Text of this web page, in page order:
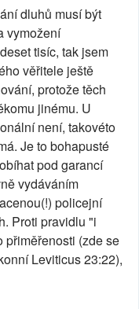
dluhů musí být
vymožení
tisíc, tak jsem
věřitele ještě
protože těch
jinému. U
není, takovéto
Je to bohapusté
pod garancí
vydáváním
policejní
Proti pravidlu "i
přiměřenosti (zde se
Leviticus 23:22),